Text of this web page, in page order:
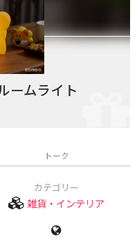
ームライト
トーク
カテゴリー
雑貨・インテリア